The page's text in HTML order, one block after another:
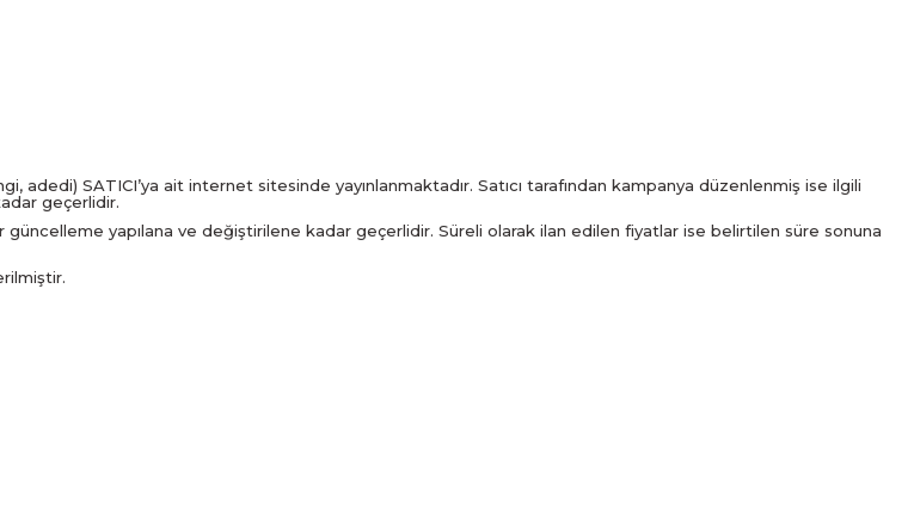
adedi) SATICI’ya ait internet sitesinde yayınlanmaktadır. Satıcı tarafından kampanya düzenlenmiş ise ilgili
geçerlidir.
yapılana ve değiştirilene kadar geçerlidir. Süreli olarak ilan edilen fiyatlar ise belirtilen süre sonuna